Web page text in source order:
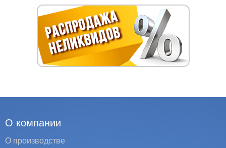
О компании
О производстве